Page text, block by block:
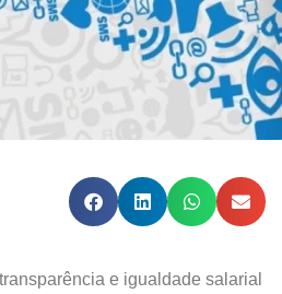
e igualdade salarial